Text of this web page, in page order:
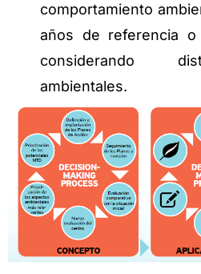
comportamiento
años de referencia
considerando
ambientales.